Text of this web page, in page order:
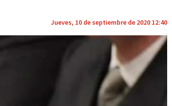
Jueves, 10 de septiembre de 2020 12:40